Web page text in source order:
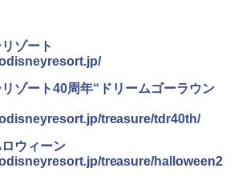
ゾート
ゾート40周年“ドリームゴーラウン
treasure/tdr40th/
ウィーン
treasure/halloween2